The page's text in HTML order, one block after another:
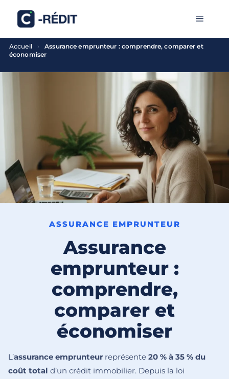
MENU
Accueil ›
Assurance emprunteur : comprendre, comparer et
économiser
ASSURANCE EMPRUNTEUR
Assurance
emprunteur :
comprendre,
comparer et
économiser
L’assurance emprunteur représente 20 % à 35 % du
coût total d’un crédit immobilier. Depuis la loi